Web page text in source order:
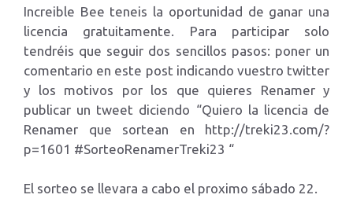
Increible Bee teneis la oportunidad de ganar una
licencia gratuitamente. Para participar solo
tendréis que seguir dos sencillos pasos: poner un
comentario en este post indicando vuestro twitter
y los motivos por los que quieres Renamer y
publicar un tweet diciendo “Quiero la licencia de
Renamer que sortean en http://treki23.com/?
p=1601 #SorteoRenamerTreki23 “
El sorteo se llevara a cabo el proximo sábado 22.